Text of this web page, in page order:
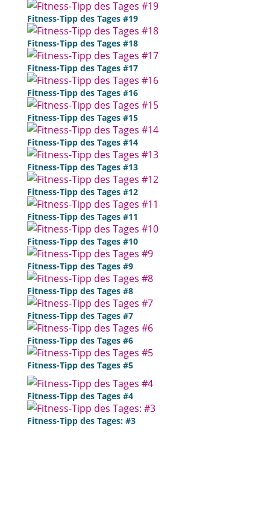
Fitness-Tipp des Tages #19
Fitness-Tipp des Tages #18
Fitness-Tipp des Tages #17
Fitness-Tipp des Tages #16
Fitness-Tipp des Tages #15
Fitness-Tipp des Tages #14
Fitness-Tipp des Tages #13
Fitness-Tipp des Tages #12
Fitness-Tipp des Tages #11
Fitness-Tipp des Tages #10
Fitness-Tipp des Tages #9
Fitness-Tipp des Tages #8
Fitness-Tipp des Tages #7
Fitness-Tipp des Tages #6
Fitness-Tipp des Tages #5
Fitness-Tipp des Tages #4
Fitness-Tipp des Tages: #3